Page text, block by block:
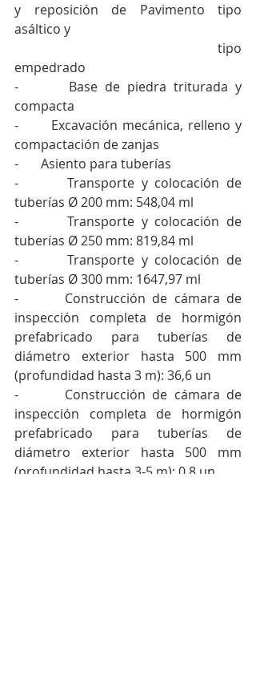
y reposición de Pavimento tipo
asáltico y
empedrado
-       Base de piedra triturada y
compacta
-       Excavación mecánica, relleno y
compactación de zanjas
-       Asiento para tuberías
-       Transporte y colocación de
tuberías Ø 200 mm: 548,04 ml
-       Transporte y colocación de
tuberías Ø 250 mm: 819,84 ml
-       Transporte y colocación de
tuberías Ø 300 mm: 1647,97 ml
-       Construcción de cámara de
inspección completa de hormigón
prefabricado para tuberías de
diámetro exterior hasta 500 mm
(profundidad hasta 3 m): 36,6 un
-       Construcción de cámara de
inspección completa de hormigón
prefabricado para tuberías de
diámetro exterior hasta 500 mm
(profundidad hasta 3-5 m): 0,8 un